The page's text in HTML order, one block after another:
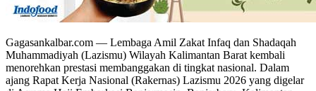
Gagasankalbar.com — Lembaga Amil Zakat Infaq dan Shadaqah
Muhammadiyah (Lazismu) Wilayah Kalimantan Barat kembali
menorehkan prestasi membanggakan di tingkat nasional. Dalam
ajang Rapat Kerja Nasional (Rakernas) Lazismu 2026 yang digelar